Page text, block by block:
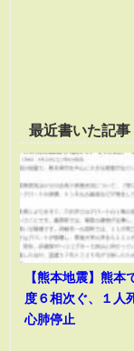
最近書いた記事
【熊本地震】熊本
度６相次ぐ、１人
心肺停止